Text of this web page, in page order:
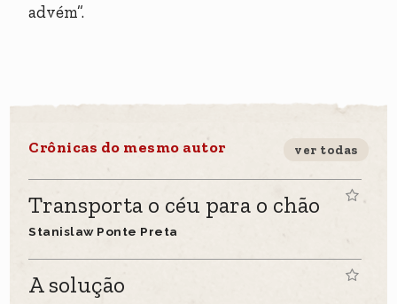
advém”.
Crônicas do mesmo autor ver todas
Transporta o céu para o chão
Stanislaw Ponte Preta
A solução